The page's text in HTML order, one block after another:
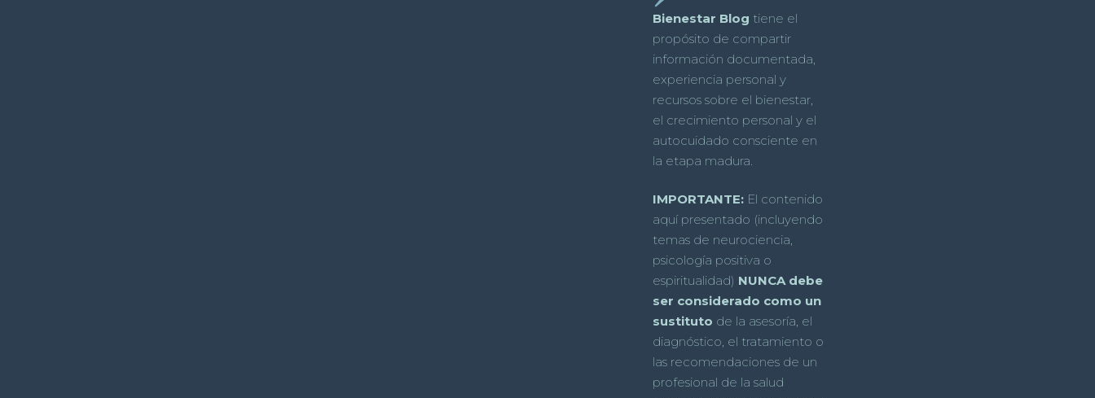
Bienestar Blog tiene el
propósito de compartir
información documentada,
experiencia personal y
recursos sobre el bienestar,
el crecimiento personal y el
autocuidado consciente en
la etapa madura.
IMPORTANTE: El contenido
aquí presentado (incluyendo
temas de neurociencia,
psicología positiva o
espiritualidad) NUNCA debe
ser considerado como un
sustituto de la asesoría, el
diagnóstico, el tratamiento o
las recomendaciones de un
profesional de la salud